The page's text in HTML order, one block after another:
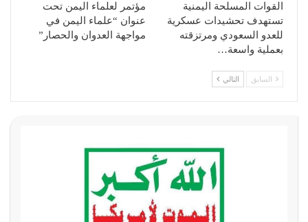
القوات المسلحة اليمنية
تستهدف تحشيدات عسكرية
للعدو السعودي ومرتزقته
بعملية واسعة…
مؤتمر لعلماء اليمن تحت
عنوان “علماء اليمن في
مواجهة العدوان والحصار”
السابق التالي